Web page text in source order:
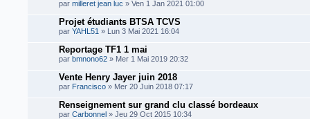
par milleret jean luc » Ven 1 Jan 2021 01:00
Projet étudiants BTSA TCVS
par YAHL51 » Lun 3 Mai 2021 16:04
Reportage TF1 1 mai
par bmnono62 » Mer 1 Mai 2019 20:32
Vente Henry Jayer juin 2018
par Francisco » Mer 20 Juin 2018 07:17
Renseignement sur grand clu classé bordeaux
par Carbonnel » Jeu 29 Oct 2015 10:34